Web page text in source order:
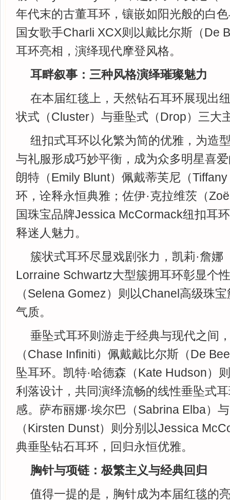
年代末的古董耳环，镶嵌如阳光般的白
国女歌手Charli XCX则以戴比尔斯（De
耳环亮相，演绎现代摩登风格。
耳畔叙事：三种风格演绎璀璨魅力
在本届红毯上，天然钻石耳环展现出
状式（Cluster）与垂坠式（Drop）三大
纽扣式耳环以化繁为简的优雅，为造
与礼服形成巧妙平衡，成为众多明星喜
朗特（Emily Blunt）佩戴蒂芙尼（
环，诠释永恒典雅；佐伊·克拉维茨（
国珠宝品牌Jessica McCormack纽扣耳
释迷人魅力。
簇状式耳环尽显戏剧张力，凯莉·詹娜
Lorraine Schwartz大型簇拥耳环彰显个
（Selena Gomez）则以Chanel高级珠
气质。
垂坠式耳环则游走于经典与现代之间
（Chase Infiniti）佩戴戴比尔斯（De
坠耳环。凯特·哈德森（Kate Hudson）
利落设计，共同演绎流畅的线性垂坠式
感。萨布丽娜·埃尔巴（Sabrina Elba）
（Kirsten Dunst）则分别以Jessica
典垂坠钻石耳环，回归永恒优雅。
胸针与项链：极繁主义与经典回归
值得一提的是，胸针成为本届红毯的